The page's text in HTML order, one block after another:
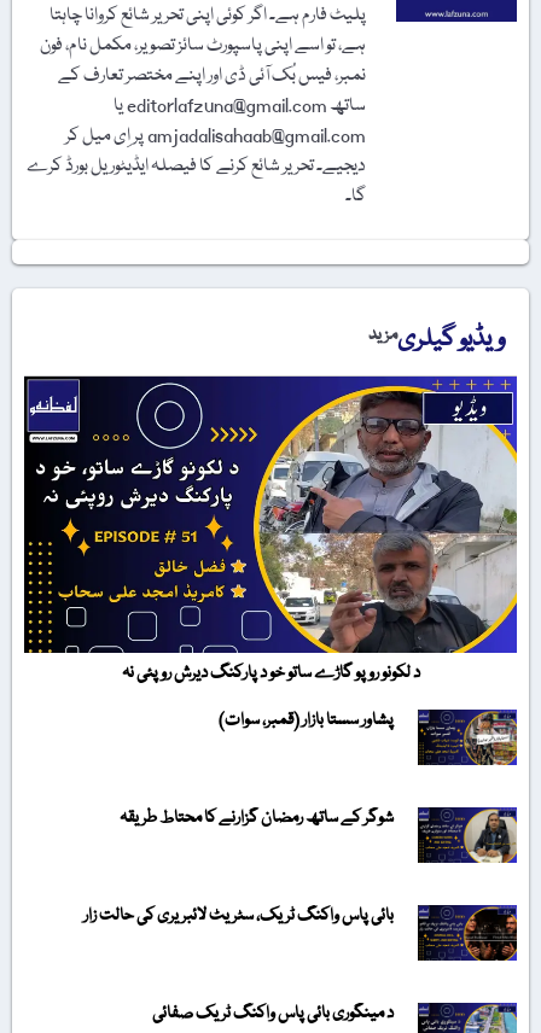
پلیٹ فارم ہے۔ اگر کوئی اپنی تحریر شائع کروانا چاہتا
ہے، تو اسے اپنی پاسپورٹ سائز تصویر، مکمل نام، فون
نمبر، فیس بُک آئی ڈی اور اپنے مختصر تعارف کے
ساتھ editorlafzuna@gmail.com یا
amjadalisahaab@gmail.com پر اِی میل کر
دیجیے۔ تحریر شائع کرنے کا فیصلہ ایڈیٹوریل بورڈ کرے
گا۔
ویڈیو گیلریمزید
د لکونو روپو گاڑے ساتو خو د پارکنگ دیرش روپئی نہ
پشاور سستا بازار (قمبر، سوات)
شوگر کے ساتھ رمضان گزارنے کا محتاط طریقہ
بائی پاس واکنگ ٹریک، سٹریٹ لائبریری کی حالت زار
د مینگوری بائی پاس واکنگ ٹریک صفائی